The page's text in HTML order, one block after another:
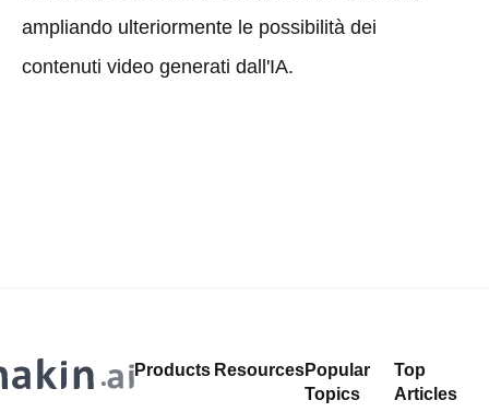
ampliando ulteriormente le possibilità dei
contenuti video generati dall'IA.
Products ResourcesPopular
Topics
Top
Articles